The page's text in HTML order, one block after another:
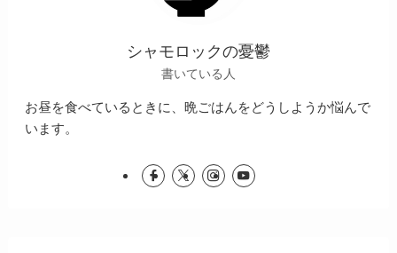
シャモロックの憂鬱
書いている人
お昼を食べているときに、晩ごはんをどうしようか悩んで
います。